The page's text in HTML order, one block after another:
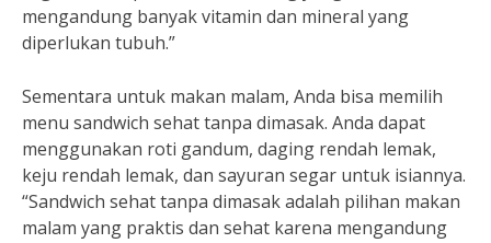
mengandung banyak vitamin dan mineral yang
diperlukan tubuh.”
Sementara untuk makan malam, Anda bisa memilih
menu sandwich sehat tanpa dimasak. Anda dapat
menggunakan roti gandum, daging rendah lemak,
keju rendah lemak, dan sayuran segar untuk isiannya.
“Sandwich sehat tanpa dimasak adalah pilihan makan
malam yang praktis dan sehat karena mengandung